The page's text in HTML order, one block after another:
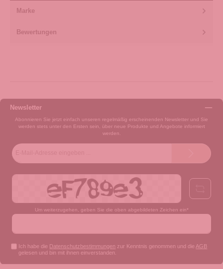
Marke
Bewertungen
Newsletter
Abonnieren Sie jetzt einfach unseren regelmäßig erscheinenden Newsletter und Sie
werden stets unter den Ersten sein, über neue Produkte und Angebote informiert
werden.
Um weiterzugehen, geben Sie die oben abgebildeten Zeichen ein*
Ich habe die Datenschutzbestimmungen zur Kenntnis genommen und die AGB
gelesen und bin mit ihnen einverstanden.